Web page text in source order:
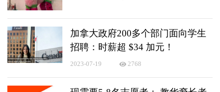
加拿大政府200多个部门面向学生
招聘：时薪超 $34 加元！
2023-07-19 2768